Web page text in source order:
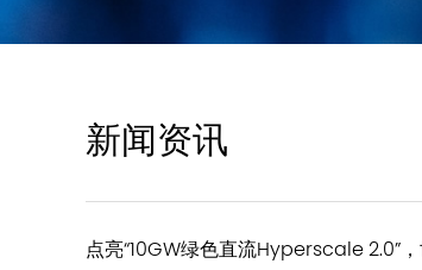
新闻资讯
点亮“10GW绿色直流Hyperscale 2.0”